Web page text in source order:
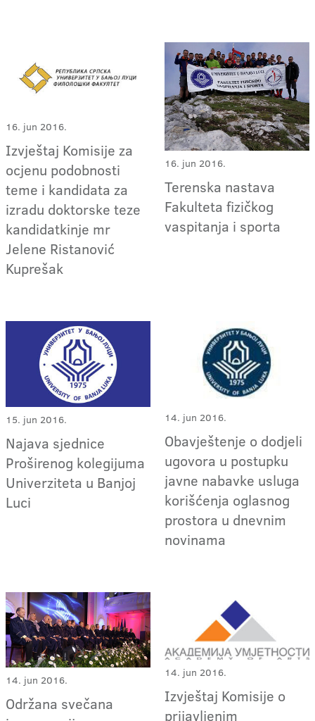
16. jun 2016.
Izvještaj Komisije za
ocjenu podobnosti
teme i kandidata za
izradu doktorske teze
kandidatkinje mr
Jelene Ristanović
Kuprešak
16. jun 2016.
Terenska nastava
Fakulteta fizičkog
vaspitanja i sporta
15. jun 2016.
Najava sjednice
Proširenog kolegijuma
Univerziteta u Banjoj
Luci
14. jun 2016.
Obavještenje o dodjeli
ugovora u postupku
javne nabavke usluga
korišćenja oglasnog
prostora u dnevnim
novinama
14. jun 2016.
Održana svečana
14. jun 2016.
Izvještaj Komisije o
prijavljenim